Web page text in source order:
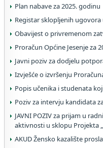
Plan nabave za 2025. godinu
Registar sklopljenih ugovora
Obavijest o privremenom
Proračun Općine Jesenje za
Javni poziv za dodjelu
Izvješće o izvršenju
Popis učenika i studenata
Poziv za intervju kandidata
JAVNI POZIV za prijam u
aktivnosti u sklopu Projekta „
AKUD Žensko kazalište